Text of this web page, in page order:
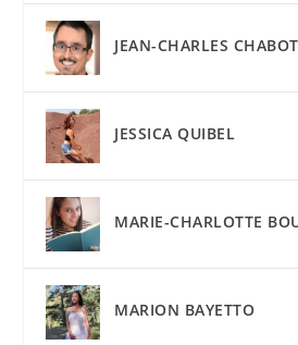
JEAN-CHARLES CHABOT
JESSICA QUIBEL
MARIE-CHARLOTTE
MARION BAYETTO